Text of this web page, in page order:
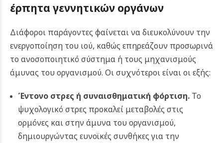
έρπητα γεννητικών οργάνων
Διάφοροι παράγοντες φαίνεται να διευκολύνουν την
ενεργοποίηση του ιού, καθώς επηρεάζουν προσωρινά
το ανοσοποιητικό σύστημα ή τους μηχανισμούς
άμυνας του οργανισμού. Οι συχνότεροι είναι οι εξής:
Έντονο στρες ή συναισθηματική φόρτιση.Το
ψυχολογικό στρες προκαλεί μεταβολές στις
ορμόνες και στην άμυνα του οργανισμού,
δημιουργώντας ευνοϊκές συνθήκες για την